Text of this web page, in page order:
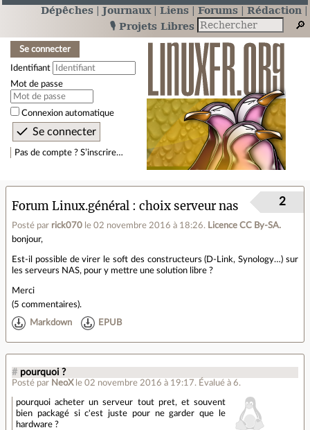
Dépêches Journaux Liens Forums
Rédaction
🎙️ Projets Libres
Se connecter
Identifiant
Mot de passe
Connexion automatique
Pas de compte ? S’inscrire…
Forum Linux.général choix serveur nas
Posté par rick070 le 02 novembre 2016 à 18:26. Licence CC By‑SA.
2
bonjour,
Est-il possible de virer le soft des constructeurs (D-Link, Synology…) sur
les serveurs NAS, pour y mettre une solution libre ?
Merci
(5 commentaires).
Markdown EPUB
# pourquoi ?
Posté par NeoX le 02 novembre 2016 à 19:17. Évalué à 6.
pourquoi acheter un serveur tout pret, et souvent
bien packagé si c'est juste pour ne garder que le
hardware ?